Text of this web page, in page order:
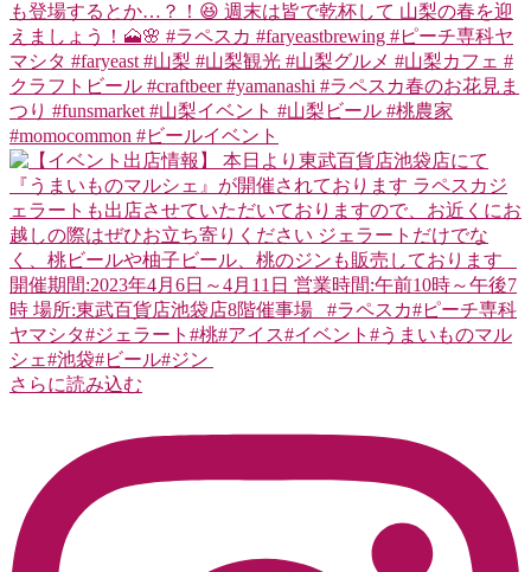
さらに読み込む